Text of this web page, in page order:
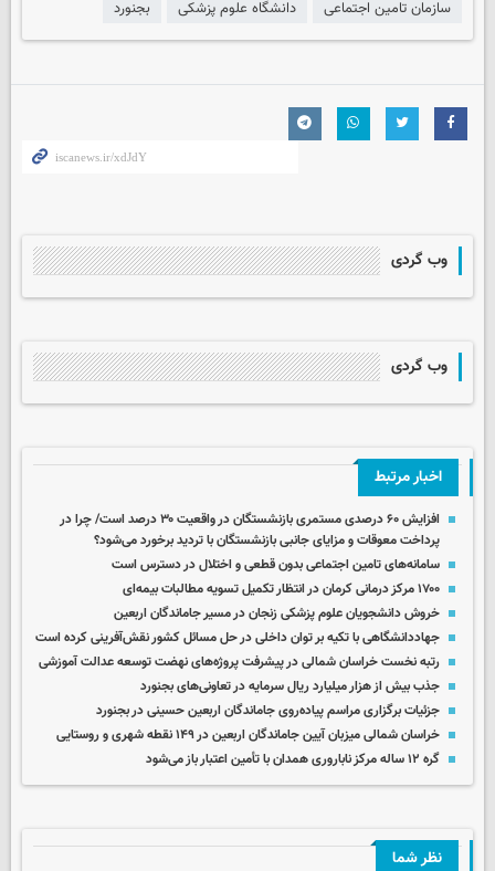
سازمان تامین اجتماعی دانشگاه علوم پزشکی بجنورد
وب گردی
وب گردی
اخبار مرتبط
افزایش ۶۰ درصدی مستمری‌ بازنشستگان در واقعیت ۳۰ درصد است/ چرا در
پرداخت معوقات و مزایای جانبی بازنشستگان با تردید برخورد می‌شود؟
سامانه‌های تامین اجتماعی بدون قطعی و اختلال در دسترس است
۱۷۰۰ مرکز درمانی کرمان در انتظار تکمیل تسویه مطالبات بیمه‌ای
خروش دانشجویان علوم پزشکی زنجان در مسیر جاماندگان اربعین
جهاددانشگاهی با تکیه بر توان داخلی در حل مسائل کشور نقش‌آفرینی کرده است
رتبه نخست خراسان شمالی در پیشرفت پروژه‌های نهضت توسعه عدالت آموزشی
جذب بیش از هزار میلیارد ریال سرمایه در تعاونی‌های بجنورد
جزئیات برگزاری مراسم پیاده‌روی جاماندگان اربعین حسینی در بجنورد
خراسان شمالی میزبان آیین جاماندگان اربعین در ۱۴۹ نقطه شهری و روستایی
گره ۱۲ ساله مرکز ناباروری همدان با تأمین اعتبار باز می‌شود
نظر شما